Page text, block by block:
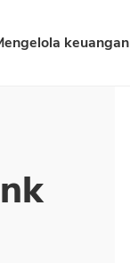
keuangan